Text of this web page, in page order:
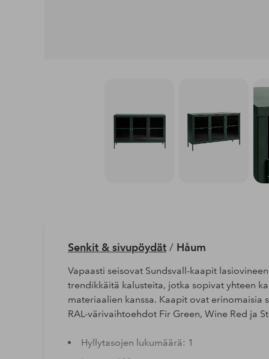
Senkit & sivupöydät/ Håum
Vapaasti seisovat Sundsvall-kaapit
trendikkäitä kalusteita, jotka sopivat yhteen
materiaalien kanssa. Kaapit ovat erinomaisia
RAL-värivaihtoehdot Fir Green, Wine Red ja
Hyllytasojen lukumäärä: 1